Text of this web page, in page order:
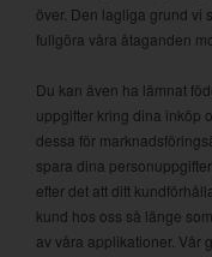
över. Den lagliga grund vi
fullgöra våra åtaganden
Du kan även ha lämnat
uppgifter kring dina inköp
dessa för
spara dina
efter det att ditt
kund hos oss så länge
av våra applikationer. Vår